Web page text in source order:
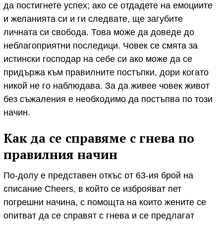
да постигнете успех; ако се отдадете на емоциите
и желанията си и ги следвате, ще загубите
личната си свобода. Това може да доведе до
неблагоприятни последици. Човек се смята за
истински господар на себе си ако може да се
придържа към правилните постъпки, дори когато
никой не го наблюдава. За да живее човек живот
без съжаления е необходимо да постъпва по този
начин.
Как да се справяме с гнева по
правилния начин
По-долу е представен откъс от 63-ия брой на
списание Cheers, в който се изброяват пет
погрешни начина, с помощта на които жените се
опитват да се справят с гнева и се предлагат